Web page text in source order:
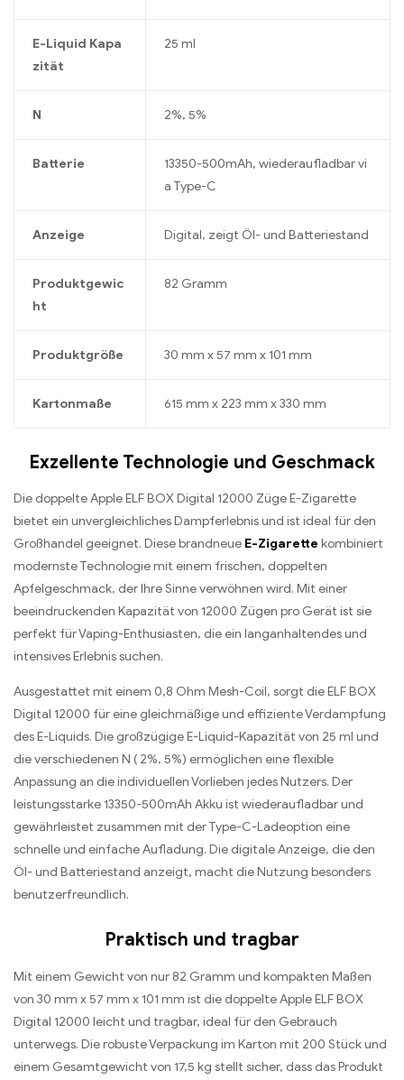
E-Liquid Kapa
zität
25 ml
N 2%, 5%
Batterie
13350-500mAh, wiederaufladbar vi
a Type-C
Anzeige Digital, zeigt Öl- und Batteriestand
Produktgewic
ht
82 Gramm
Produktgröße 30 mm x 57 mm x 101 mm
Kartonmaße 615 mm x 223 mm x 330 mm
Exzellente Technologie und Geschmack
Die doppelte Apple ELF BOX Digital 12000 Züge E-Zigarette
bietet ein unvergleichliches Dampferlebnis und ist ideal für den
Großhandel geeignet. Diese brandneue E-Zigarette kombiniert
modernste Technologie mit einem frischen, doppelten
Apfelgeschmack, der Ihre Sinne verwöhnen wird. Mit einer
beeindruckenden Kapazität von 12000 Zügen pro Gerät ist sie
perfekt für Vaping-Enthusiasten, die ein langanhaltendes und
intensives Erlebnis suchen.
Ausgestattet mit einem 0,8 Ohm Mesh-Coil, sorgt die ELF BOX
Digital 12000 für eine gleichmäßige und effiziente Verdampfung
des E-Liquids. Die großzügige E-Liquid-Kapazität von 25 ml und
die verschiedenen N ( 2%, 5%) ermöglichen eine flexible
Anpassung an die individuellen Vorlieben jedes Nutzers. Der
leistungsstarke 13350-500mAh Akku ist wiederaufladbar und
gewährleistet zusammen mit der Type-C-Ladeoption eine
schnelle und einfache Aufladung. Die digitale Anzeige, die den
Öl- und Batteriestand anzeigt, macht die Nutzung besonders
benutzerfreundlich.
Praktisch und tragbar
Mit einem Gewicht von nur 82 Gramm und kompakten Maßen
von 30 mm x 57 mm x 101 mm ist die doppelte Apple ELF BOX
Digital 12000 leicht und tragbar, ideal für den Gebrauch
unterwegs. Die robuste Verpackung im Karton mit 200 Stück und
einem Gesamtgewicht von 17,5 kg stellt sicher, dass das Produkt